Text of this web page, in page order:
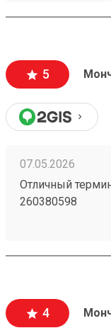
5
07.05.2026
Отличный
260380598
4